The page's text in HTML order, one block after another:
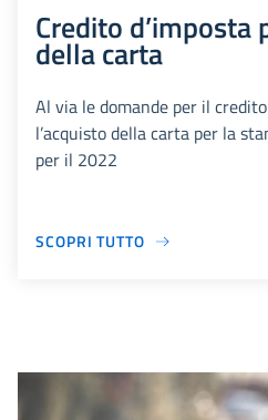
Credito d’imposta
della carta
Al via le domande per il
l’acquisto della carta per la
per il 2022
SCOPRI TUTTO